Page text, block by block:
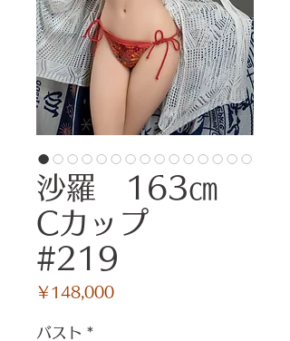
沙羅 163㎝
Cカップ
#219
￥148,000価
バスト *